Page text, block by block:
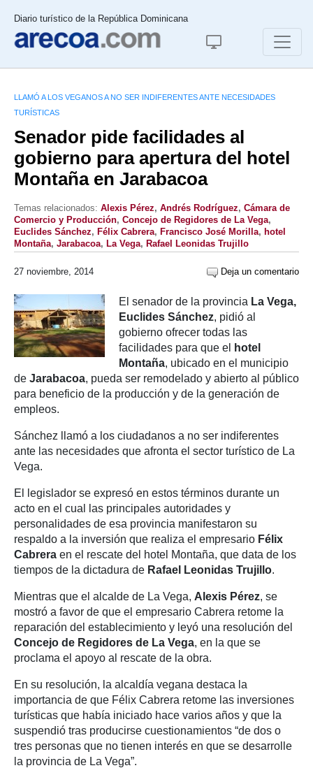
Diario turístico de la República Dominicana
LLAMÓ A LOS VEGANOS A NO SER INDIFERENTES ANTE NECESIDADES
TURÍSTICAS
Senador pide facilidades al
gobierno para apertura del hotel
Montaña en Jarabacoa
Temas relacionados: Alexis Pérez, Andrés Rodríguez, Cámara de
Comercio y Producción, Concejo de Regidores de La Vega,
Euclides Sánchez, Félix Cabrera, Francisco José Morilla, hotel
Montaña, Jarabacoa, La Vega, Rafael Leonidas Trujillo
27 noviembre, 2014 Deja un comentario
El senador de la provincia La Vega,
Euclides Sánchez, pidió al
gobierno ofrecer todas las
facilidades para que el
hotel
Montaña, ubicado en el municipio
de Jarabacoa, pueda ser remodelado y abierto al público
para beneficio de la producción y de la generación de
empleos.
Sánchez llamó a los ciudadanos a no ser indiferentes
ante las necesidades que afronta el sector turístico de La
Vega.
El legislador se expresó en estos términos durante un
acto en el cual las principales autoridades y
personalidades de esa provincia manifestaron su
respaldo a la inversión que realiza el empresario Félix
Cabrera en el rescate del hotel Montaña, que data de los
tiempos de la dictadura de Rafael Leonidas Trujillo.
Mientras que el alcalde de La Vega, Alexis Pérez, se
mostró a favor de que el empresario Cabrera retome la
reparación del establecimiento y leyó una resolución del
Concejo de Regidores de La Vega, en la que se
proclama el apoyo al rescate de la obra.
En su resolución, la alcaldía vegana destaca la
importancia de que Félix Cabrera retome las inversiones
turísticas que había iniciado hace varios años y que la
suspendió tras producirse cuestionamientos “de dos o
tres personas que no tienen interés en que se desarrolle
la provincia de La Vega”.